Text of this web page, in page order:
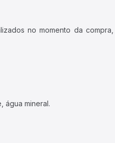
no momento da
água mineral.